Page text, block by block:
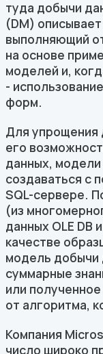
туда добычи
(DM)
выполняющий
на основе
моделей и,
-
форм.
Для упрощения
его
данных,
создаваться с
SQL-сервере.
(из
данных OLE DB
качестве
модель добычи
суммарные
или
от алгоритма,
Компания
число широко